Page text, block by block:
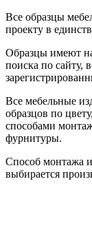
Все образцы
проекту в
Образцы имеют
поиска по сайту,
Все мебельные
образцов по
способами
фурнитуры.
Способ монтажа
выбирается